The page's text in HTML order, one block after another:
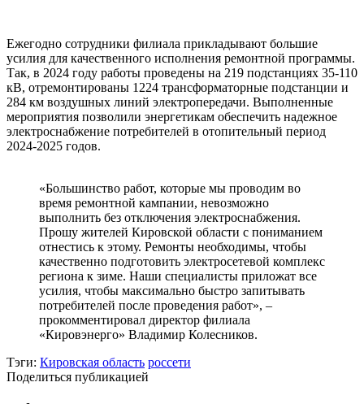
Ежегодно сотрудники филиала прикладывают большие
усилия для качественного исполнения ремонтной программы.
Так, в 2024 году работы проведены на 219 подстанциях 35-110
кВ, отремонтированы 1224 трансформаторные подстанции и
284 км воздушных линий электропередачи. Выполненные
мероприятия позволили энергетикам обеспечить надежное
электроснабжение потребителей в отопительный период
2024-2025 годов.
«Большинство работ, которые мы проводим во
время ремонтной кампании, невозможно
выполнить без отключения электроснабжения.
Прошу жителей Кировской области с пониманием
отнестись к этому. Ремонты необходимы, чтобы
качественно подготовить электросетевой комплекс
региона к зиме. Наши специалисты приложат все
усилия, чтобы максимально быстро запитывать
потребителей после проведения работ», –
прокомментировал директор филиала
«Кировэнерго» Владимир Колесников.
Тэги: Кировская область россети
Поделиться публикацией